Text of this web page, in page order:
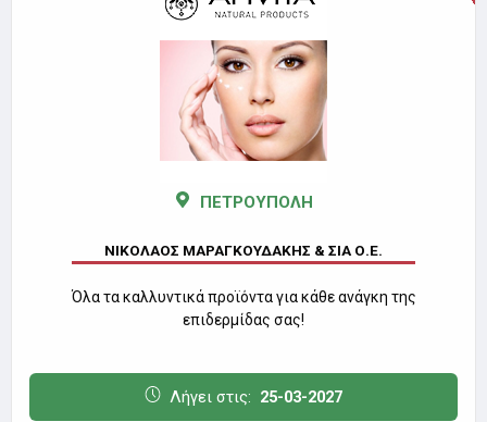
ΠΕΤΡΟΥΠΟΛΗ
ΝΙΚΟΛΑΟΣ ΜΑΡΑΓΚΟΥΔΑΚΗΣ & ΣΙΑ Ο.Ε.
Όλα τα καλλυντικά προϊόντα για κάθε ανάγκη της
επιδερμίδας σας!
Λήγει στις: 25-03-2027